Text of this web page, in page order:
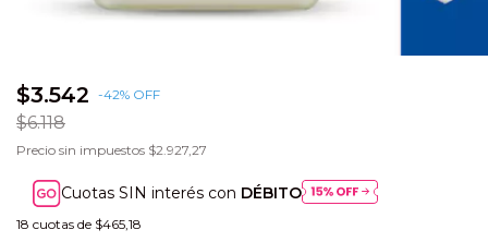
$3.542 -42% OFF
$6.118
Precio sin impuestos $2.927,27
Cuotas SIN interés con DÉBITO
18 cuotas de $465,18